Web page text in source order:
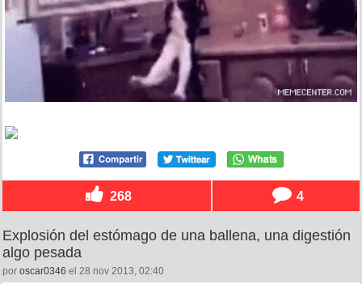
268 4
Explosión del estómago de una ballena, una digestión
algo pesada
por oscar0346 el 28 nov 2013, 02:40